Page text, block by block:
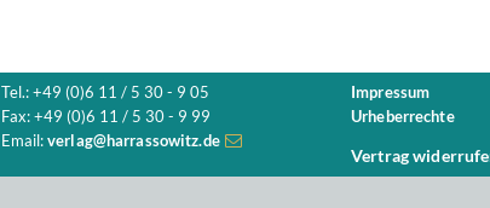
Tel.: +49 (0)6 11 / 5 30 - 9 05
Fax: +49 (0)6 11 / 5 30 - 9 99
Email: verlag@harrassowitz.de
Impressum
Urheberrechte
Vertrag